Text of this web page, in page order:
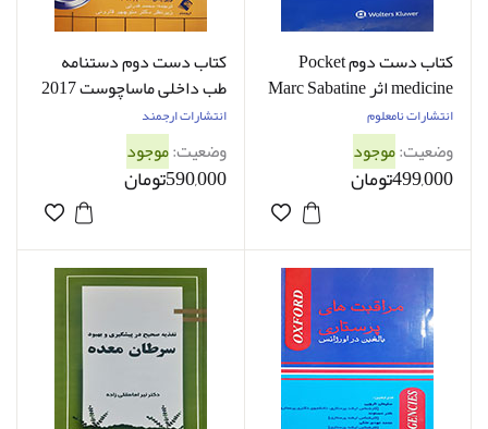
کتاب دست دوم Pocket
medicine اثر Marc Sabatine
- در حد نو
انتشارات نامعلوم
وضعیت:موجود
499,000تومان
کتاب دست دوم دستنامه
طب داخلی ماساچوست 2017
مارک اس ساباتین ترجمه
محمدقدرتی - کاملا نو
انتشارات ارجمند
وضعیت:موجود
590,000تومان